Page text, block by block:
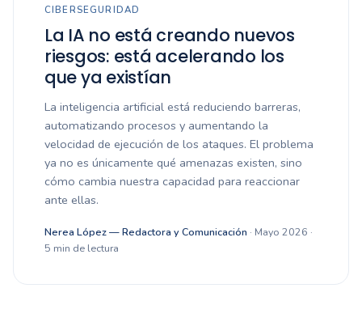
CIBERSEGURIDAD
La IA no está creando nuevos
riesgos: está acelerando los
que ya existían
La inteligencia artificial está reduciendo barreras,
automatizando procesos y aumentando la
velocidad de ejecución de los ataques. El problema
ya no es únicamente qué amenazas existen, sino
cómo cambia nuestra capacidad para reaccionar
ante ellas.
Nerea López — Redactora y Comunicación · Mayo 2026 ·
5 min de lectura